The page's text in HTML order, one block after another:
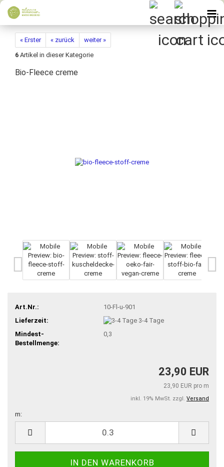
« Erster « zurück
weiter »
6 Artikel in dieser Kategorie
Bio-Fleece creme
Art.Nr.:
10-Fl-u-901
Lieferzeit:
3-4 Tage
Mindest-
Bestellmenge:
0,3
23,90 EUR
23,90 EUR pro m
inkl. 19% MwSt. zzgl. Versand
m: